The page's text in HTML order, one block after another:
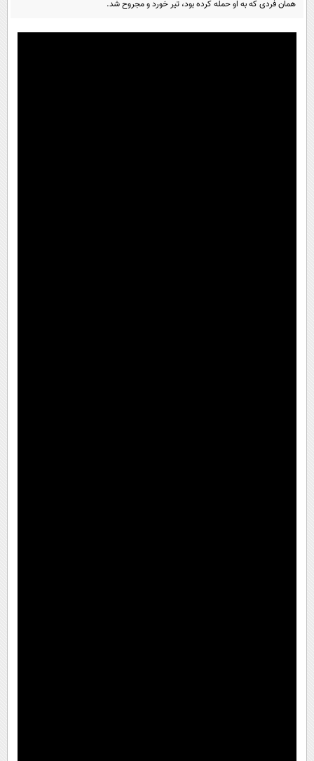
سرگرمی
فناوری
پیامک
روانشناسی
همان فردی که به او حمله کرده بود، تیر خورد و مجروح شد.